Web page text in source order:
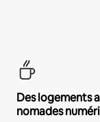
Des logements
nomades